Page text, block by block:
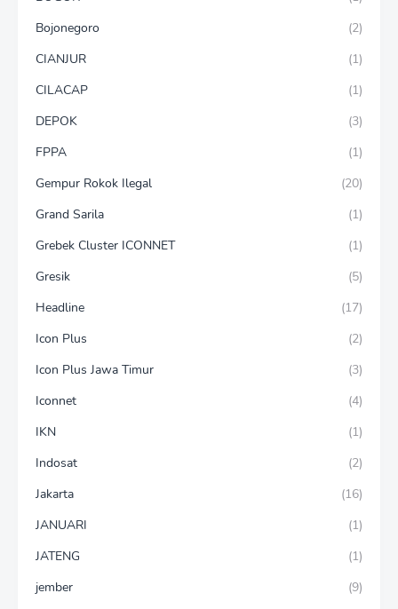
Bojonegoro
(2)
CIANJUR
(1)
CILACAP
(1)
DEPOK
(3)
FPPA
(1)
Gempur Rokok Ilegal
(20)
Grand Sarila
(1)
Grebek Cluster ICONNET
(1)
Gresik
(5)
Headline
(17)
Icon Plus
(2)
Icon Plus Jawa Timur
(3)
Iconnet
(4)
IKN
(1)
Indosat
(2)
Jakarta
(16)
JANUARI
(1)
JATENG
(1)
jember
(9)